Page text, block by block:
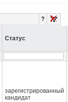
?
Статус
зарегистрированный
кандидат